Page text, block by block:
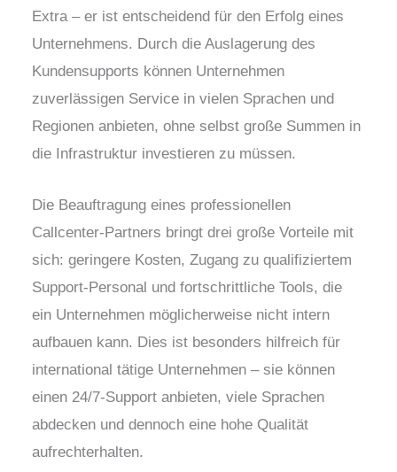
Extra – er ist entscheidend für den Erfolg eines
Unternehmens. Durch die Auslagerung des
Kundensupports können Unternehmen
zuverlässigen Service in vielen Sprachen und
Regionen anbieten, ohne selbst große Summen in
die Infrastruktur investieren zu müssen.
Die Beauftragung eines professionellen
Callcenter-Partners bringt drei große Vorteile mit
sich: geringere Kosten, Zugang zu qualifiziertem
Support-Personal und fortschrittliche Tools, die
ein Unternehmen möglicherweise nicht intern
aufbauen kann. Dies ist besonders hilfreich für
international tätige Unternehmen – sie können
einen 24/7-Support anbieten, viele Sprachen
abdecken und dennoch eine hohe Qualität
aufrechterhalten.